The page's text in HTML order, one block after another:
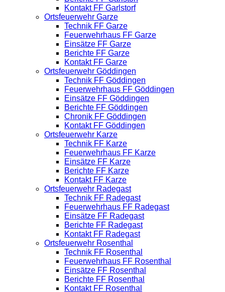
Kontakt FF Garlstorf
Ortsfeuerwehr Garze
Technik FF Garze
Feuerwehrhaus FF Garze
Einsätze FF Garze
Berichte FF Garze
Kontakt FF Garze
Ortsfeuerwehr Göddingen
Technik FF Göddingen
Feuerwehrhaus FF Göddingen
Einsätze FF Göddingen
Berichte FF Göddingen
Chronik FF Göddingen
Kontakt FF Göddingen
Ortsfeuerwehr Karze
Technik FF Karze
Feuerwehrhaus FF Karze
Einsätze FF Karze
Berichte FF Karze
Kontakt FF Karze
Ortsfeuerwehr Radegast
Technik FF Radegast
Feuerwehrhaus FF Radegast
Einsätze FF Radegast
Berichte FF Radegast
Kontakt FF Radegast
Ortsfeuerwehr Rosenthal
Technik FF Rosenthal
Feuerwehrhaus FF Rosenthal
Einsätze FF Rosenthal
Berichte FF Rosenthal
Kontakt FF Rosenthal